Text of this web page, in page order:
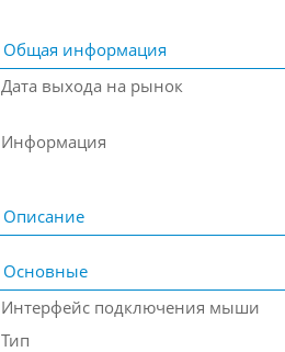
Общая информация
Дата выхода на рынок
Информация
Описание
Основные
Интерфейс подключения мыши
Тип